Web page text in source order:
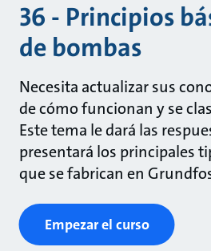
36 - Principios
de bombas
Necesita actualizar sus
de cómo funcionan y se
Este tema le dará las
presentará los principales
que se fabrican en
Empezar el curso